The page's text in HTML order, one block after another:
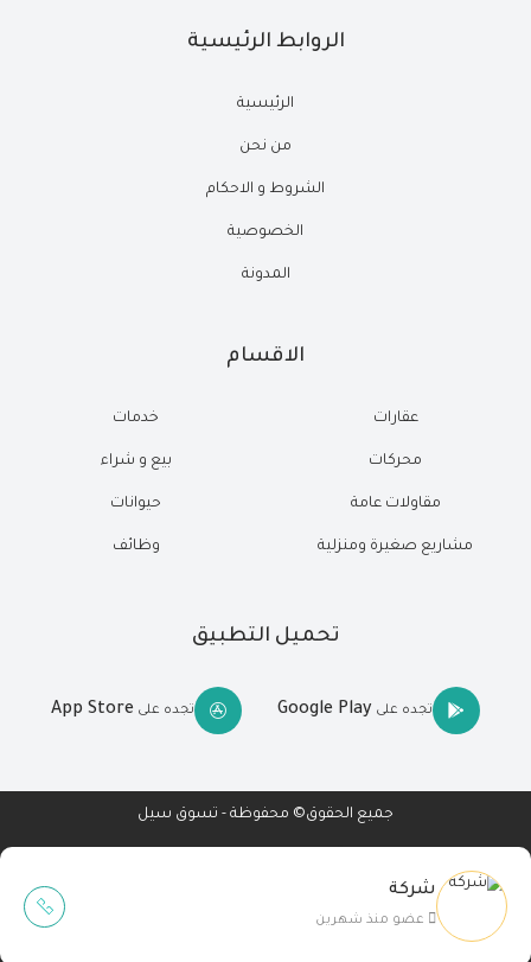
شركة
عضو منذ شهرين
الروابط الرئيسية
الرئيسية
من نحن
الشروط و الاحكام
الخصوصية
المدونة
الاقسام
عقارات
محركات
مقاولات عامة
مشاريع صغيرة ومنزلية
خدمات
بيع و شراء
حيوانات
وظائف
تحميل التطبيق
تجده على Google Play تجده على App Store
جميع الحقوق© محفوظة - تسوق سيل